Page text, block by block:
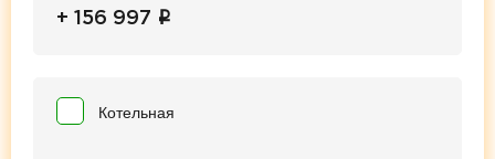
+ 156 997 i
Котельная